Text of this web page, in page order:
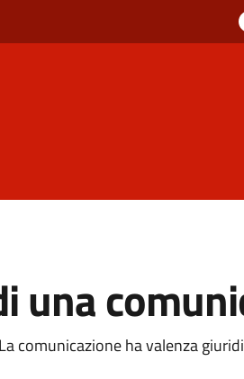
comunicazione ha valenza